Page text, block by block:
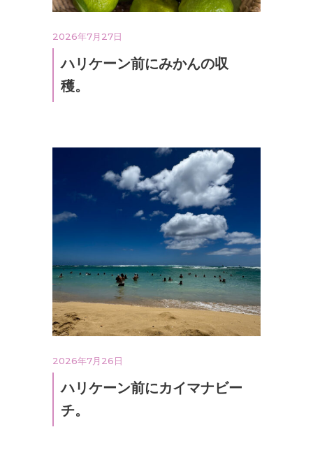
2026年7月27日
ハリケーン前にみかんの収
穫。
2026年7月26日
ハリケーン前にカイマナビー
チ。